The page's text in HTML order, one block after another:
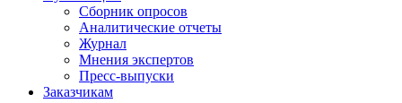
Сборник опросов
Аналитические отчеты
Журнал
Мнения экспертов
Пресс-выпуски
Заказчикам